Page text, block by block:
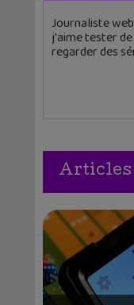
Journaliste
j'aime tester
regarder des